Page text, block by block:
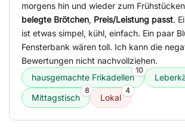
morgens hin und wieder zum
belegte Brötchen, Preis/Leistung passt.
ist etwas simpel, kühl, einfach. Ein paar
Fensterbank wären toll. Ich kann die
Bewertungen nicht nachvollziehen.
hausgemachte Frikadellen
10
Mittagstisch
8
Lokal
4